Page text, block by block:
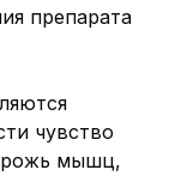
препарата
чувство
мышц,